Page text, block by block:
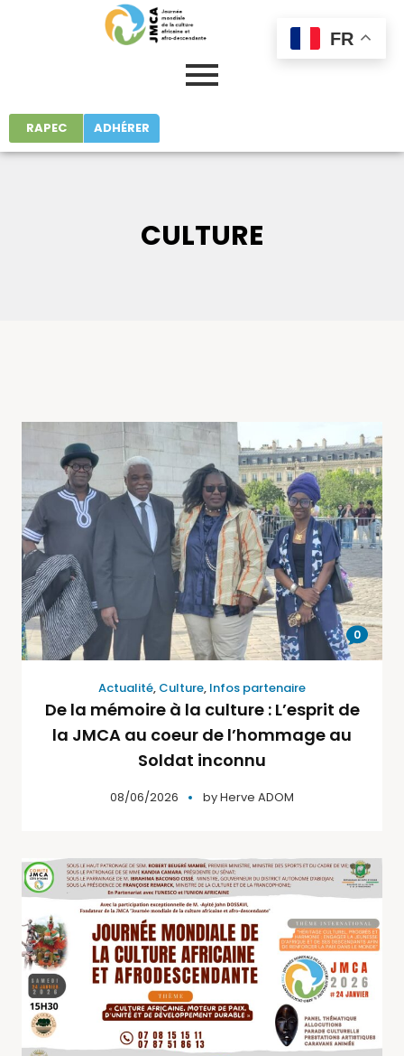
RAPEC ADHÉRER
CULTURE
0
Actualité, Culture, Infos partenaire
De la mémoire à la culture : L’esprit de
la JMCA au coeur de l’hommage au
Soldat inconnu
08/06/2026 byHerve ADOM
FR